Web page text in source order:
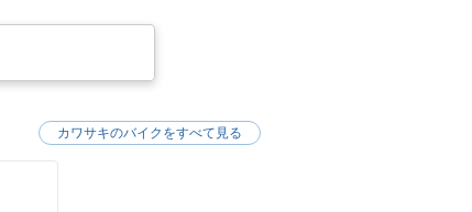
カワサキのバイクをすべて見る